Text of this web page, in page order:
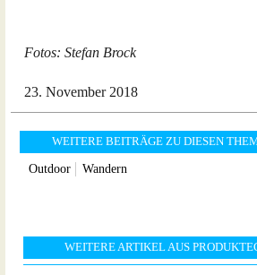
Fotos: Stefan Brock
23. November 2018
WEITERE BEITRÄGE ZU DIESEN
Outdoor Wandern
WEITERE ARTIKEL AUS